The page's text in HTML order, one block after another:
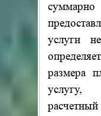
услуги
размера
услугу,
расчетный